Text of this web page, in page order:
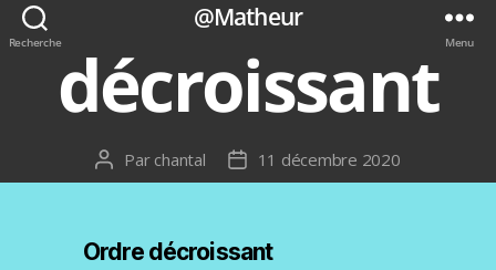
Recherche
@Matheur
Menu
décroissant
Auteur
de
Par chantal
Date
de
11 décembre 2020
Ordre décroissant